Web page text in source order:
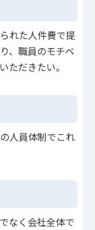
れた人件費で提
、職員のモチベ
ただきたい。
人員体制でこれ
なく会社全体で